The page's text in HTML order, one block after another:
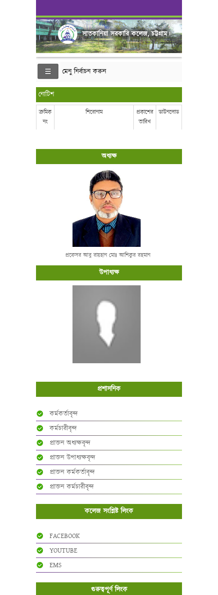
সাতকানিয়া সরকারি কলেজ, চট্টগ্রাম।
মেনু নির্বাচন করুন
নোটিশ
ক্রমিক
নং
শিরোনাম
প্রকাশের
তারিখ
ডাউনলোড
অধ্যক্ষ
প্রফেসর আবু রায়হান মোঃ আশিকুর রহমান
উপাধ্যক্ষ
প্রশাসনিক
কর্মকর্তাবৃন্দ
কর্মচারীবৃন্দ
প্রাক্তন অধ্যক্ষবৃন্দ
প্রাক্তন উপাধ্যক্ষবৃন্দ
প্রাক্তন কর্মকর্তাবৃন্দ
প্রাক্তন কর্মচারীবৃন্দ
কলেজ সংশ্লিষ্ট লিংক
FACEBOOK
YOUTUBE
EMS
গুরুত্বপূর্ণ লিংক